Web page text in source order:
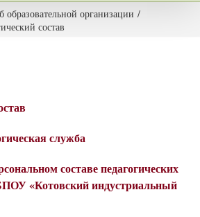
образовательной организации /
состав
служба
составе педагогических
«Котовский индустриальный